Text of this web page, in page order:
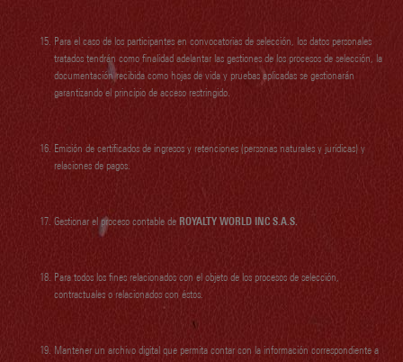
Para el caso de los participantes en convocatorias de selección, los datos personales
tratados tendrán como finalidad adelantar las gestiones de los procesos de selección, la
documentación recibida como hojas de vida y pruebas aplicadas se gestionarán
garantizando el principio de acceso restringido.
Emisión de certificados de ingresos y retenciones (personas naturales y jurídicas) y
relaciones de pagos.
Gestionar el proceso contable de ROYALTY WORLD INC S.A.S.
Para todos los fines relacionados con el objeto de los procesos de selección,
contractuales o relacionados con éstos.
Mantener un archivo digital que permita contar con la información correspondiente a